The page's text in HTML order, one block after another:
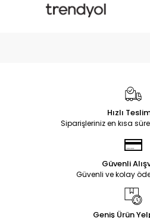
Hızlı
Siparişleriniz en kısa
Güvenli
Güvenli ve kolay
Geniş Ürün